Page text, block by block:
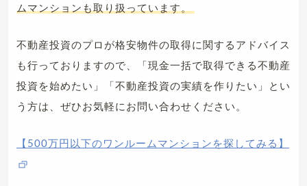
ムマンションも取り扱っています。
不動産投資のプロが格安物件の取得に関するアドバイス
も行っておりますので、「現金一括で取得できる不動産
投資を始めたい」「不動産投資の実績を作りたい」とい
う方は、ぜひお気軽にお問い合わせください。
【500万円以下のワンルームマンションを探してみる】